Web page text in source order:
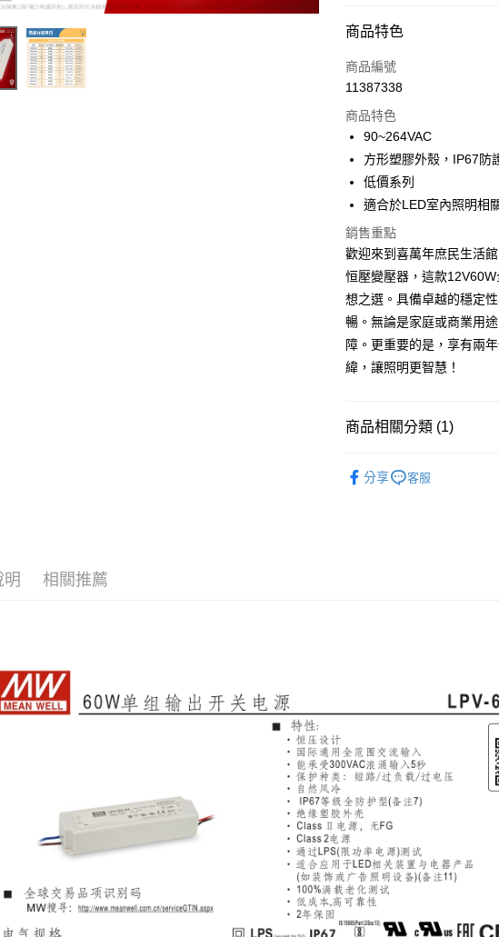
付款方式
信用卡一次付款
ATM付款
運送方式
全家取貨付款
每筆NT$60
7-11取貨付款
每筆NT$60
宅配
每筆NT$160，滿
商品特色
商品編號
11387338
商品特色
90~264VAC
方形塑膠外殼，IP67防
低價系列
適合於LED室內照明相
銷售重點
歡迎來到喜萬年庶民生活
恒壓變壓器，這款
想之選。具備卓越的穩定
暢。無論是家庭或商業用
障。更重要的是，享有兩
緯，讓照明更智慧！
商品相關分類 (1)
分享
客服
明 相關推薦